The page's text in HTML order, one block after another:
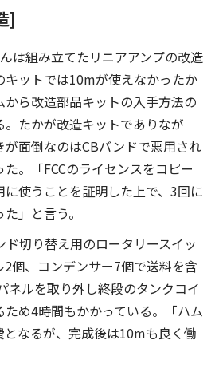
]
は組み立てたリニアアンプの改造
キットでは10mが使えなかったか
から改造部品キットの入手方法の
たかが改造キットでありなが
が面倒なのはCBバンドで悪用され
。「FCCのライセンスをコピー
に使うことを証明した上で、3回に
」と言う。
切り替え用のロータリースイッ
個、コンデンサー7個で送料を含
ネルを取り外し終段のタンクコイ
め4時間もかかっている。「ハム
となるが、完成後は10mも良く働